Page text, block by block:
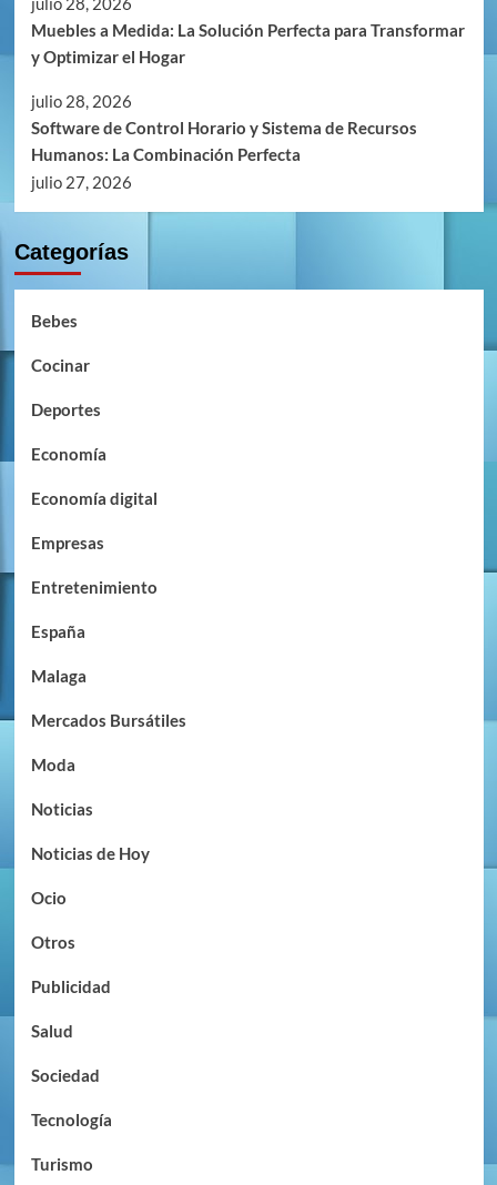
Muebles a Medida: La Solución Perfecta para Transformar
y Optimizar el Hogar
julio 28, 2026
Software de Control Horario y Sistema de Recursos
Humanos: La Combinación Perfecta
julio 27, 2026
Categorías
Bebes
Cocinar
Deportes
Economía
Economía digital
Empresas
Entretenimiento
España
Malaga
Mercados Bursátiles
Moda
Noticias
Noticias de Hoy
Ocio
Otros
Publicidad
Salud
Sociedad
Tecnología
Turismo